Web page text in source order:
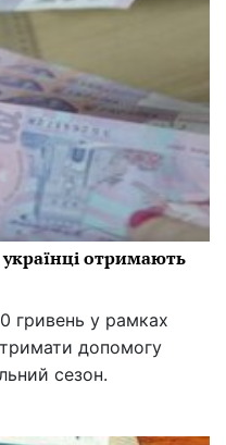
отримають
гривень у рамках
допомогу
сезон.